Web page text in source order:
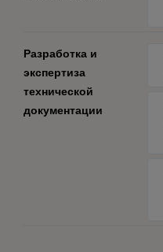
Разработка и
экспертиза
технической
документации